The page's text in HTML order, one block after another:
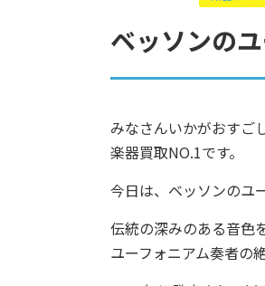
ベッソンの
みなさんいかがおすご
楽器買取NO.1です。
今日は、ベッソンのユ
伝統の深みのある音色
ユーフォニアム奏者の